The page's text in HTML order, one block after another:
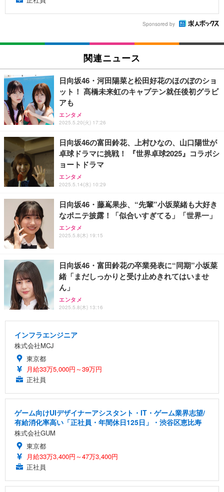
Sponsored by
関連ニュース
日向坂46・河田陽菜と松田好花のほのぼのショ
ット！ 髙橋未来虹のキャプテン就任後初グラビ
アも
エンタメ
2025.5.20(火) 17:26
日向坂46の富田鈴花、上村ひなの、山口陽世が
卓球ドラマに挑戦！ 『世界卓球2025』コラボシ
ョートドラマ
エンタメ
2025.5.14(水) 10:29
日向坂46・藤嶌果歩、“先輩”小坂菜緒も大好き
なポニテ披露！「似合いすぎてる」「世界一」
エンタメ
2025.5.8(木) 19:15
日向坂46・富田鈴花の卒業発表に“同期”小坂菜
緒「まだしっかりと受け止めきれてはいませ
ん」
エンタメ
2025.5.8(木) 13:16
インフラエンジニア
株式会社MCJ
東京都
月給33万5,000円～39万円
正社員
ゲーム向けUIデザイナーアシスタント・IT・ゲーム業界志望/
有給消化率高い「正社員・年間休日125日」・渋谷区恵比寿
株式会社GUM
東京都
月給33万3,400円～47万3,400円
正社員